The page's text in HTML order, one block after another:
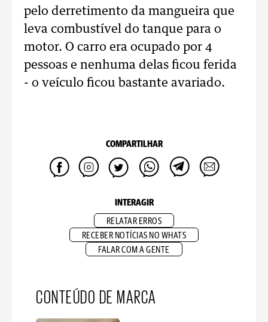
pelo derretimento da mangueira que
leva combustível do tanque para o
motor. O carro era ocupado por 4
pessoas e nenhuma delas ficou ferida
- o veículo ficou bastante avariado.
COMPARTILHAR
INTERAGIR
RELATAR ERROS
RECEBER NOTÍCIAS NO WHATS
FALAR COM A GENTE
CONTEÚDO DE MARCA